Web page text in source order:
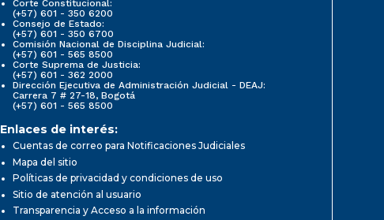
Corte Constitucional:
(+57) 601 - 350 6200
Consejo de Estado:
(+57) 601 - 350 6700
Comisión Nacional de Disciplina Judicial:
(+57) 601 - 565 8500
Corte Suprema de Justicia:
(+57) 601 - 362 2000
Dirección Ejecutiva de Administración Judicial - DEAJ:
Carrera 7 # 27-18, Bogotá
(+57) 601 - 565 8500
Enlaces de interés:
Cuentas de correo para Notificaciones Judiciales
Mapa del sitio
Políticas de privacidad y condiciones de uso
Sitio de atención al usuario
Transparencia y Acceso a la información